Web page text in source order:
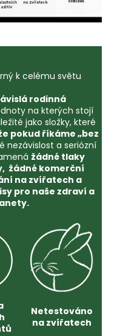
k celému světu
rodinná
na kterých stojí
jako složky, které
pokud říkáme „bez
nezávislost a seriózní
žádné tlaky
žádné komerční
na zvířatech a
pro naše zdraví a
Netestováno
na zvířatech